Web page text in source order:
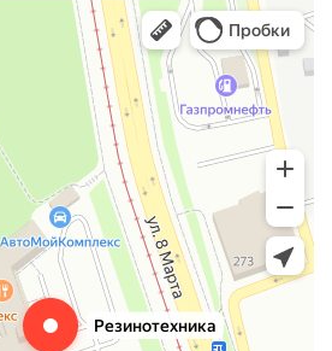
изделия в Екатеринбурге
в Екатеринбурге